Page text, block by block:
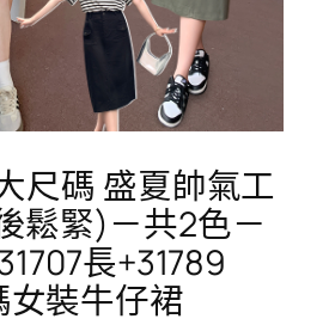
尺碼 盛夏帥氣工
鬆緊)－共2色－
長+31789
裝牛仔裙